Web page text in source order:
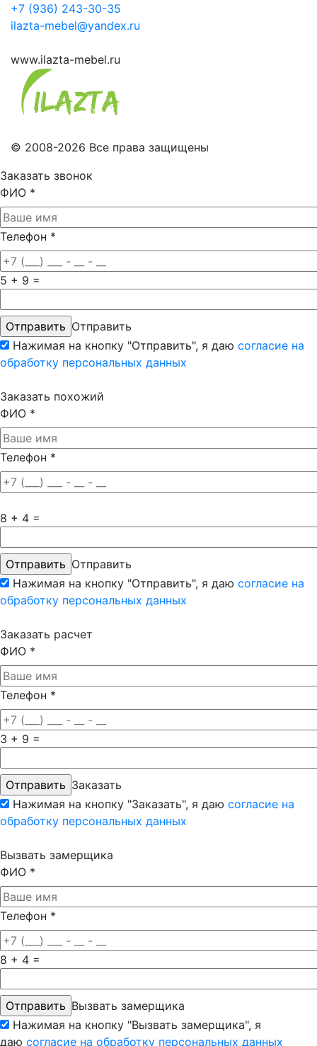
+7 (936) 243-30-35
ilazta-mebel@yandex.ru
www.ilazta-mebel.ru
© 2008-2026 Все права защищены
Заказать звонок
ФИО *
Телефон *
5 + 9 =
Отправить
Нажимая на кнопку "Отправить", я даю согласие на
обработку персональных данных
Заказать похожий
ФИО *
Телефон *
8 + 4 =
Отправить
Нажимая на кнопку "Отправить", я даю согласие на
обработку персональных данных
Заказать расчет
ФИО *
Телефон *
3 + 9 =
Заказать
Нажимая на кнопку "Заказать", я даю согласие на
обработку персональных данных
Вызвать замерщика
ФИО *
Телефон *
8 + 4 =
Вызвать замерщика
Нажимая на кнопку "Вызвать замерщика", я
даю согласие на обработку персональных данных